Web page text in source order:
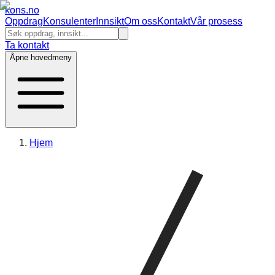
kons.no
OppdragKonsulenter InnsiktOm ossKontaktVår prosess
Ta kontakt
Åpne hovedmeny
Hjem